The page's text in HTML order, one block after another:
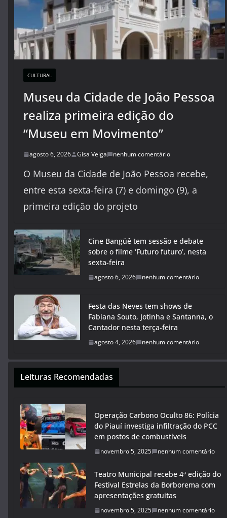
CULTURAL
Museu da Cidade de João Pessoa
realiza primeira edição do
“Museu em Movimento”
agosto 6, 2026 Gisa Veiga nenhum comentário
O Museu da Cidade de João Pessoa recebe,
entre esta sexta-feira (7) e domingo (9), a
primeira edição do projeto
Cine Bangüê tem sessão e debate
sobre o filme ‘Futuro futuro’, nesta
sexta-feira
agosto 6, 2026 nenhum comentário
Festa das Neves tem shows de
Fabiana Souto, Jotinha e Santanna, o
Cantador nesta terça-feira
agosto 4, 2026 nenhum comentário
Leituras Recomendadas
Operação Carbono Oculto 86: Polícia
do Piauí investiga infiltração do PCC
em postos de combustíveis
novembro 5, 2025 nenhum comentário
Teatro Municipal recebe 4ª edição do
Festival Estrelas da Borborema com
apresentações gratuitas
novembro 5, 2025 nenhum comentário